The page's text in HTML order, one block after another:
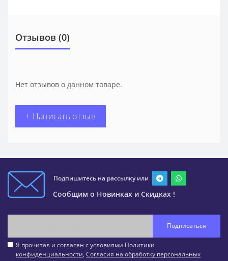
Отзывов (0)
Нет отзывов о данном товаре.
+ Написать отзыв
Подпишитесь на рассылку или
Сообщим о Новинках и Скидках !
Подписаться
Я прочитал и согласен с условиями Политики
конфиденциальности, Согласия на обработку персональных